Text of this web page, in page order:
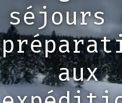
séjours
aux